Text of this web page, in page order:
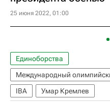
25 июня 2022, 01:00
Единоборства
Международный
IBA
Умар Кремлев